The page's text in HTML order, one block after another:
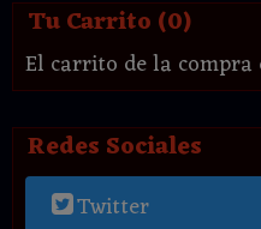
Tu Carrito (0)
El carrito de la compra
Redes Sociales
Twitter